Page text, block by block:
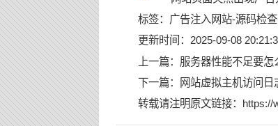
标签： 广告注入网站-源码检
更新时间：2025-09-08
上一篇： 服务器性能不足要怎
下一篇：
网站虚拟主机访问
转载请注明原文链接：
https://